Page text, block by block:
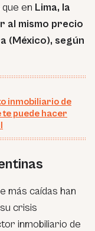
en Lima, la
al mismo precio
(México), según
inmobiliario de
te puede hacer
más caídas han
crisis
inmobiliario de